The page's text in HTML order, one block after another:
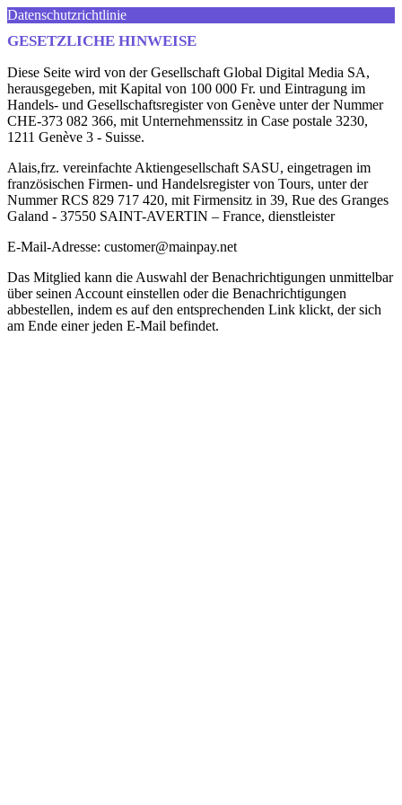
Datenschutzrichtlinie
GESETZLICHE HINWEISE
Diese Seite wird von der Gesellschaft Global Digital Media SA,
herausgegeben, mit Kapital von 100 000 Fr. und Eintragung im
Handels- und Gesellschaftsregister von Genève unter der Nummer
CHE-373 082 366, mit Unternehmenssitz in Case postale 3230,
1211 Genève 3 - Suisse.
Alais,frz. vereinfachte Aktiengesellschaft SASU, eingetragen im
französischen Firmen- und Handelsregister von Tours, unter der
Nummer RCS 829 717 420, mit Firmensitz in 39, Rue des Granges
Galand - 37550 SAINT-AVERTIN – France, dienstleister
E-Mail-Adresse: customer@mainpay.net
Das Mitglied kann die Auswahl der Benachrichtigungen unmittelbar
über seinen Account einstellen oder die Benachrichtigungen
abbestellen, indem es auf den entsprechenden Link klickt, der sich
am Ende einer jeden E-Mail befindet.